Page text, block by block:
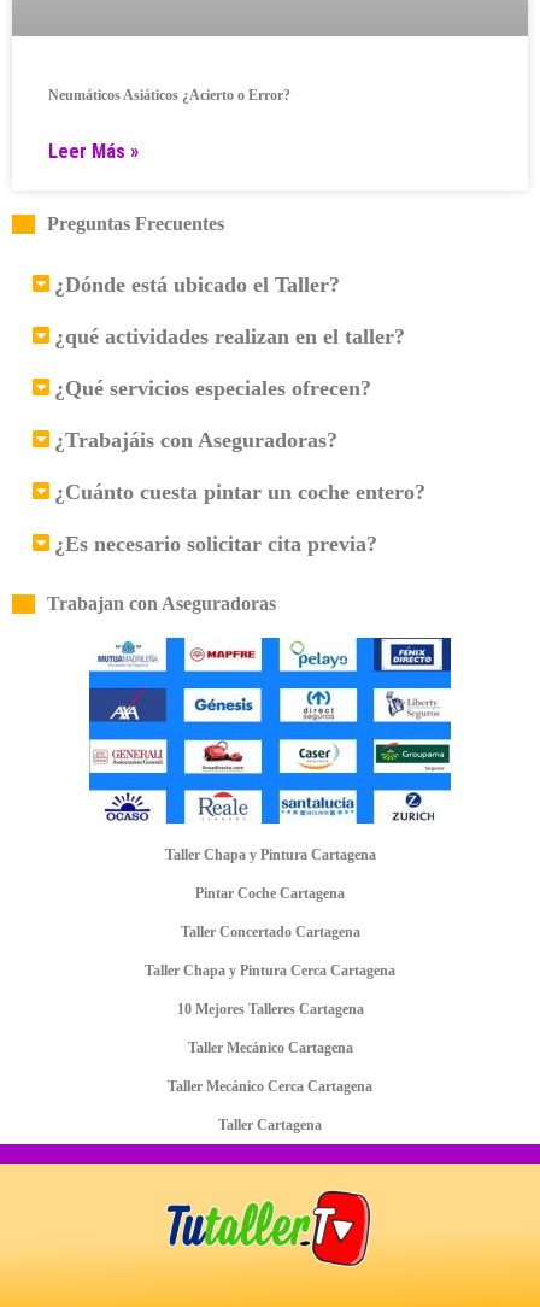
Neumáticos Asiáticos ¿Acierto o Error?
Leer Más »
Preguntas Frecuentes
¿Dónde está ubicado el Taller?
¿qué actividades realizan en el taller?
¿Qué servicios especiales ofrecen?
¿Trabajáis con Aseguradoras?
¿Cuánto cuesta pintar un coche entero?
¿Es necesario solicitar cita previa?
Trabajan con Aseguradoras
Taller Chapa y Pintura Cartagena
Pintar Coche Cartagena
Taller Concertado Cartagena
Taller Chapa y Pintura Cerca Cartagena
10 Mejores Talleres Cartagena
Taller Mecánico Cartagena
Taller Mecánico Cerca Cartagena
Taller Cartagena